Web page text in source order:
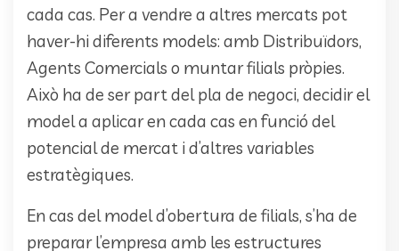
cada cas. Per a vendre a altres mercats pot
haver-hi diferents models: amb Distribuïdors,
Agents Comercials o muntar filials pròpies.
Això ha de ser part del pla de negoci, decidir el
model a aplicar en cada cas en funció del
potencial de mercat i d’altres variables
estratègiques.
En cas del model d’obertura de filials, s’ha de
preparar l’empresa amb les estructures